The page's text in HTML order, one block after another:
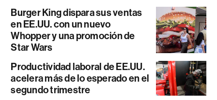
Burger King dispara sus ventas
en EE.UU. con un nuevo
Whopper y una promoción de
Star Wars
Productividad laboral de EE.UU.
acelera más de lo esperado en el
segundo trimestre